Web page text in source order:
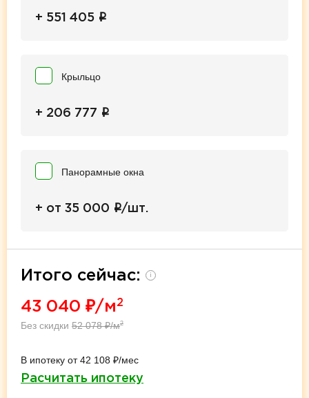
+ 551 405 i
Крыльцо
+ 206 777 i
Панорамные окна
+ от 35 000 i/шт.
Итого сейчас: i
43 040 ₽/м 2
Без скидки 52 078₽/м2
В ипотеку от 42 108 ₽/мес
Расчитать ипотеку